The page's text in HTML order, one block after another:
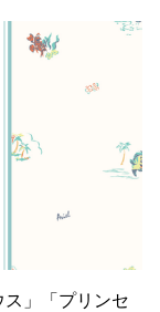
」「プリンセ